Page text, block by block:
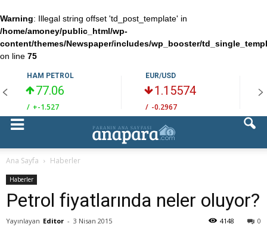
Warning: Illegal string offset 'td_post_template' in
/home/amoney/public_html/wp-
content/themes/Newspaper/includes/wp_booster/
on line 75
HAM PETROL
77.06
/ +-1.527
EUR/USD
1.15574
/ -0.2967
Ana Sayfa Haberler
Haberler
Petrol fiyatlarında neler oluyor?
Yayınlayan Editor - 3 Nisan 2015 0
4148